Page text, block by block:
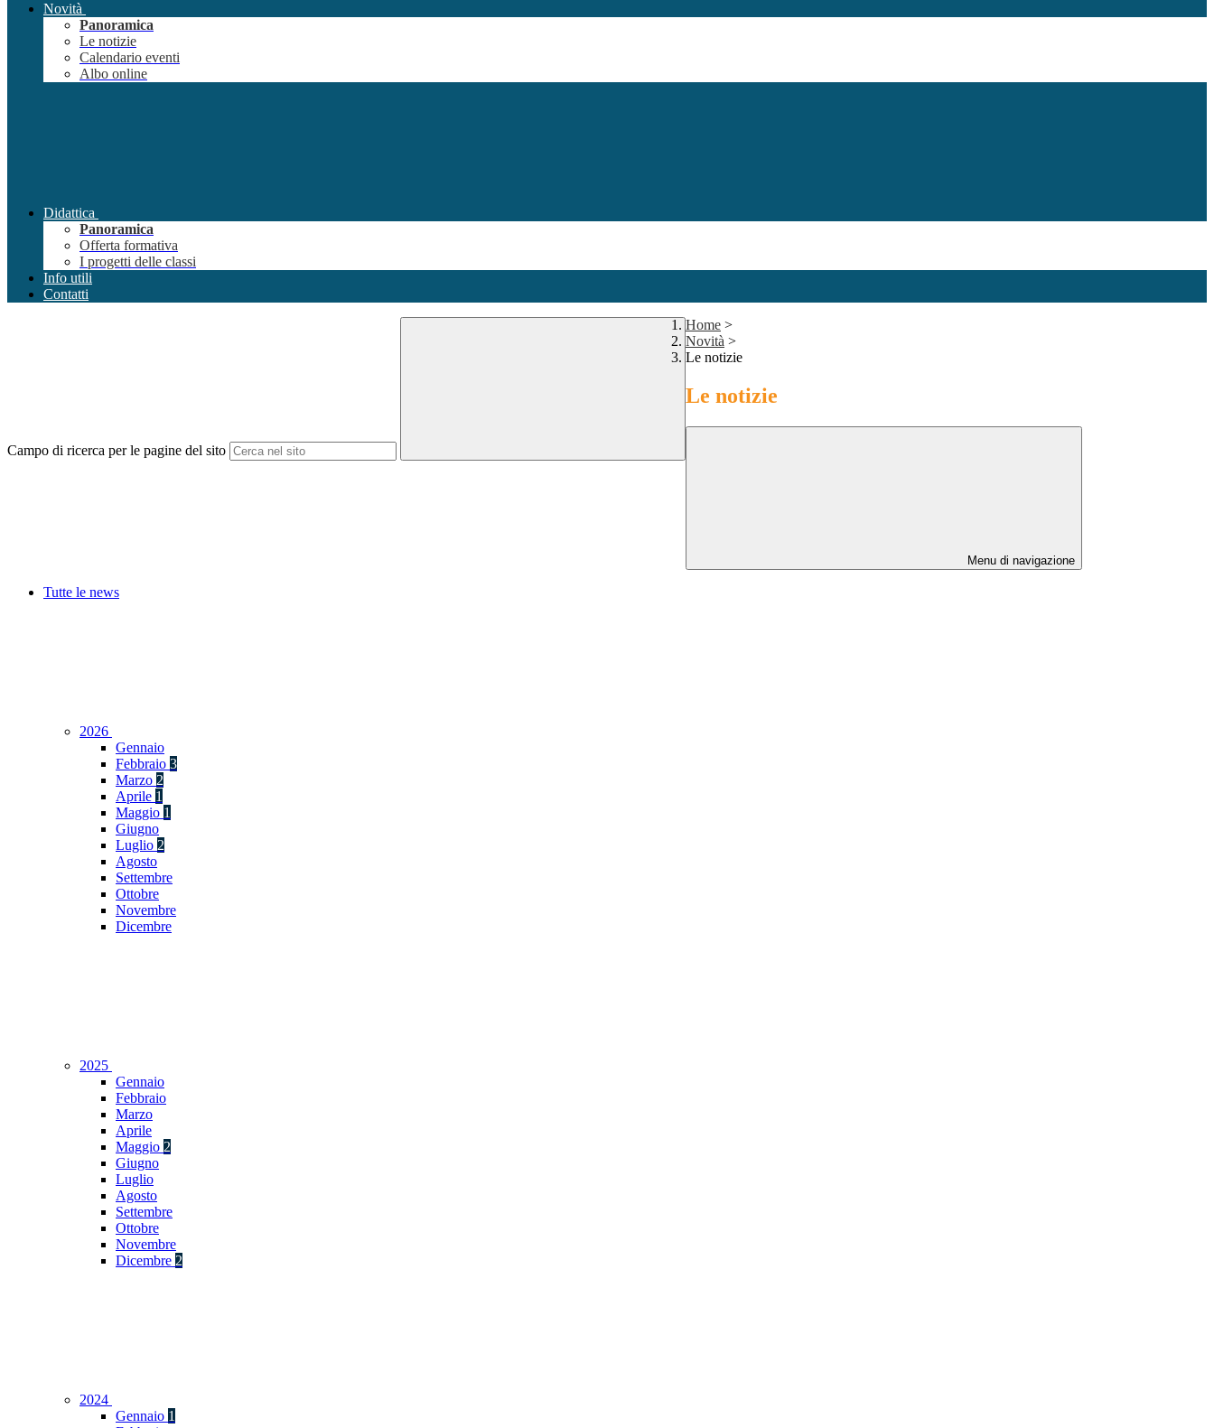
Novità
Panoramica
Le notizie
Calendario eventi
Albo online
Didattica
Panoramica
Offerta formativa
I progetti delle classi
Info utili
Contatti
Campo di ricerca per le pagine del sito
Home >
Novità >
Le notizie
Le notizie
Menu di navigazione
Tutte le news
2026
Gennaio
Febbraio 3
Marzo 2
Aprile 1
Maggio 1
Giugno
Luglio 2
Agosto
Settembre
Ottobre
Novembre
Dicembre
2025
Gennaio
Febbraio
Marzo
Aprile
Maggio 2
Giugno
Luglio
Agosto
Settembre
Ottobre
Novembre
Dicembre 2
2024
Gennaio 1